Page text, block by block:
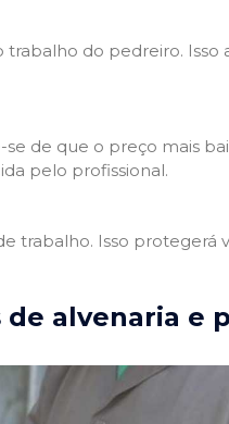
do pedreiro. Isso
de que o preço mais
pelo profissional.
trabalho. Isso protegerá
alvenaria e